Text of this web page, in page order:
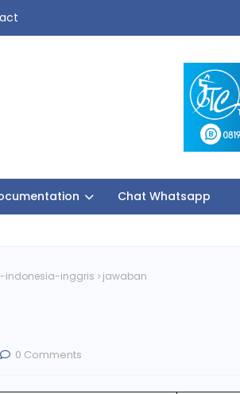
Chat Whatsapp
indonesia-inggris jawaban
0 Comments